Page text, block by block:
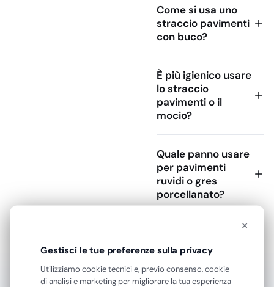
risciacquo.
microfibra e fibre
Il cotone è la scelta più
Come si usa uno
straccio pavimenti
con buco?
È più igienico usare
lo straccio
pavimenti o il
mocio?
Quale panno usare
per pavimenti
ruvidi o gres
porcellanato?
RASSEGNA STAMPA
×
Gestisci le tue preferenze sulla privacy
Utilizziamo cookie tecnici e, previo consenso, cookie
di analisi e marketing per migliorare la tua esperienza